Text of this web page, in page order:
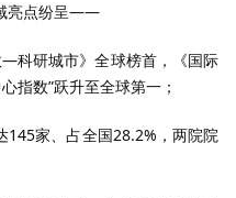
亮点纷呈——
科研城市》全球榜首，《国际
指数”跃升至全球第一；
145家、占全国28.2%，两院院